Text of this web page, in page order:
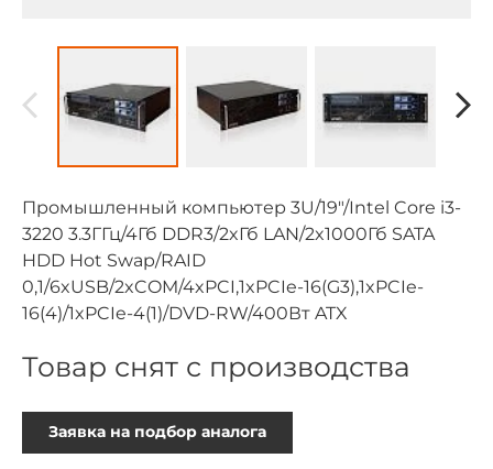
Промышленный компьютер 3U/19"/Intel Core i3-
3220 3.3ГГц/4Гб DDR3/2xГб LAN/2x1000Гб SATA
HDD Hot Swap/RAID
0,1/6xUSB/2xCOM/4xPCI,1xPCIe-16(G3),1xPCIe-
16(4)/1xPCIe-4(1)/DVD-RW/400Вт ATX
Товар снят с производства
Заявка на подбор аналога